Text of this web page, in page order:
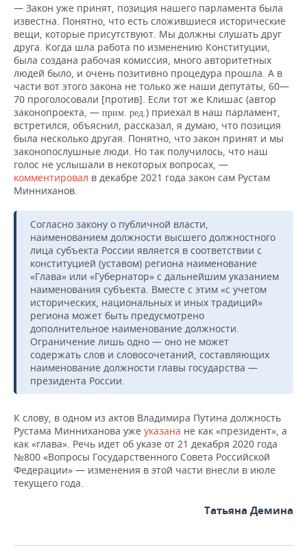
— Закон уже принят, позиция нашего парламента была
известна. Понятно, что есть сложившиеся исторические
вещи, которые присутствуют. Мы должны слушать друг
друга. Когда шла работа по изменению Конституции,
была создана рабочая комиссия, много авторитетных
людей было, и очень позитивно процедура прошла. А в
части вот этого закона не только же наши депутаты, 60—
70 проголосовали [против]. Если тот же Клишас (автор
законопроекта, — прим. ред.) приехал в наш парламент,
встретился, объяснил, рассказал, я думаю, что позиция
была несколько другая. Понятно, что закон принят и мы
законопослушные люди. Но так получилось, что наш
голос не услышали в некоторых вопросах, —
комментировал в декабре 2021 года закон сам Рустам
Минниханов.
Согласно закону о публичной власти,
наименованием должности высшего должностного
лица субъекта России является в соответствии с
конституцией (уставом) региона наименование
«Глава» или «Губернатор» с дальнейшим указанием
наименования субъекта. Вместе с этим «с учетом
исторических, национальных и иных традиций»
региона может быть предусмотрено
дополнительное наименование должности.
Ограничение лишь одно — оно не может
содержать слов и словосочетаний, составляющих
наименование должности главы государства —
президента России.
К слову, в одном из актов Владимира Путина должность
Рустама Минниханова уже указана не как «президент», а
как «глава». Речь идет об указе от 21 декабря 2020 года
№800 «Вопросы Государственного Совета Российской
Федерации» — изменения в этой части внесли в июле
текущего года.
Татьяна Демина